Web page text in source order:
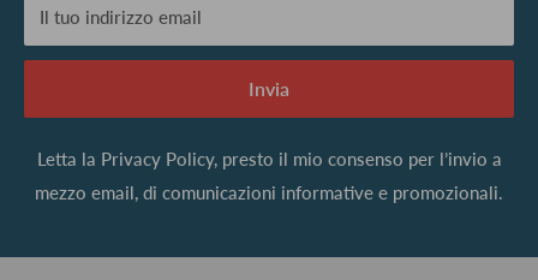
Il tuo indirizzo email
Invia
Letta la Privacy Policy, presto il mio consenso per l’invio a
mezzo email, di comunicazioni informative e promozionali.